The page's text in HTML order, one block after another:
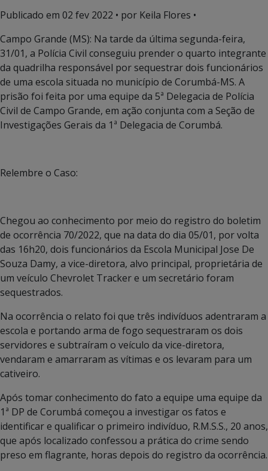
Publicado em 02 fev 2022 • por Keila Flores •
Campo Grande (MS): Na tarde da última segunda-feira,
31/01, a Polícia Civil conseguiu prender o quarto integrante
da quadrilha responsável por sequestrar dois funcionários
de uma escola situada no município de Corumbá-MS. A
prisão foi feita por uma equipe da 5ª Delegacia de Polícia
Civil de Campo Grande, em ação conjunta com a Seção de
Investigações Gerais da 1ª Delegacia de Corumbá.
Relembre o Caso:
Chegou ao conhecimento por meio do registro do boletim
de ocorrência 70/2022, que na data do dia 05/01, por volta
das 16h20, dois funcionários da Escola Municipal Jose De
Souza Damy, a vice-diretora, alvo principal, proprietária de
um veículo Chevrolet Tracker e um secretário foram
sequestrados.
Na ocorrência o relato foi que três indivíduos adentraram a
escola e portando arma de fogo sequestraram os dois
servidores e subtraíram o veículo da vice-diretora,
vendaram e amarraram as vítimas e os levaram para um
cativeiro.
Após tomar conhecimento do fato a equipe uma equipe da
1ª DP de Corumbá começou a investigar os fatos e
identificar e qualificar o primeiro indivíduo, R.M.S.S., 20 anos,
que após localizado confessou a prática do crime sendo
preso em flagrante, horas depois do registro da ocorrência.